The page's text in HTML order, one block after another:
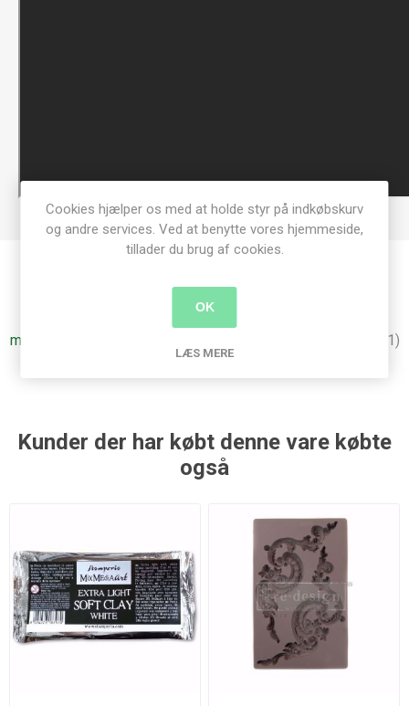
Produkt tags
moulds (1)
Kunder der har købt denne vare købte
også
Cookies hjælper os med at holde styr på indkøbskurv
og andre services. Ved at benytte vores hjemmeside,
tillader du brug af cookies.
OK
LÆS MERE